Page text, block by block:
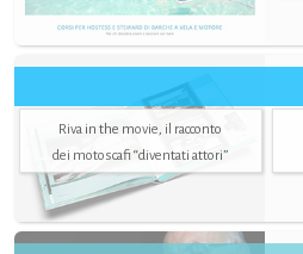
Riva in the movie, il racconto
dei motoscafi “diventati attori”